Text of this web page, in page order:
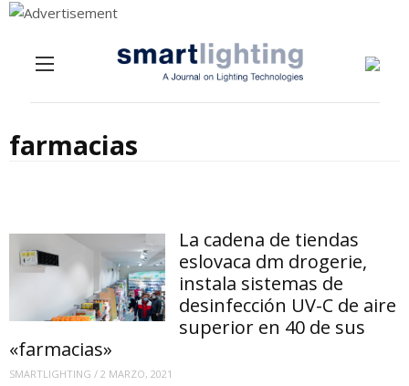
farmacias
La cadena de tiendas
eslovaca dm drogerie,
instala sistemas de
desinfección UV-C de aire
superior en 40 de sus
«farmacias»
SMARTLIGHTING / 2 MARZO, 2021